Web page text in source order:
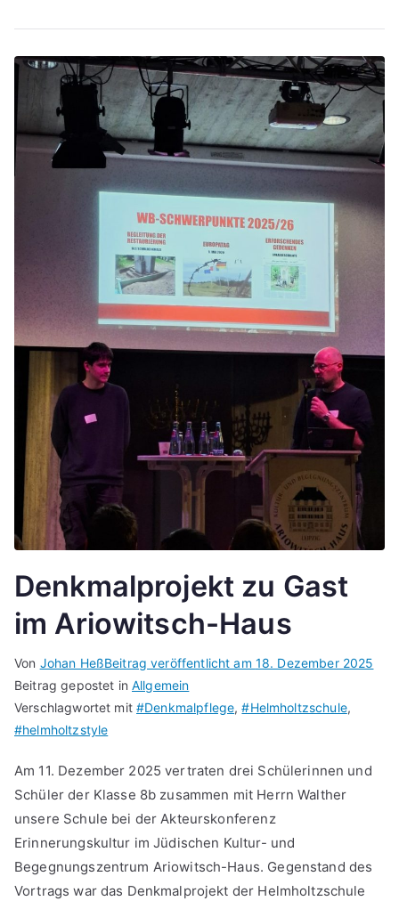
Denkmalprojekt zu Gast
im Ariowitsch-Haus
Von Johan HeßBeitrag veröffentlicht am 18. Dezember 2025
Beitrag gepostet inAllgemein
Verschlagwortet mit#Denkmalpflege,#Helmholtzschule,
#helmholtzstyle
Am 11. Dezember 2025 vertraten drei Schülerinnen und
Schüler der Klasse 8b zusammen mit Herrn Walther
unsere Schule bei der Akteurskonferenz
Erinnerungskultur im Jüdischen Kultur- und
Begegnungszentrum Ariowitsch-Haus. Gegenstand des
Vortrags war das Denkmalprojekt der Helmholtzschule